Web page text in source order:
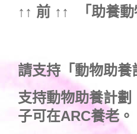
↑↑ 前 ↑↑ 「助養動
請支持「動物助養
支持動物助養計
子可在ARC養老。